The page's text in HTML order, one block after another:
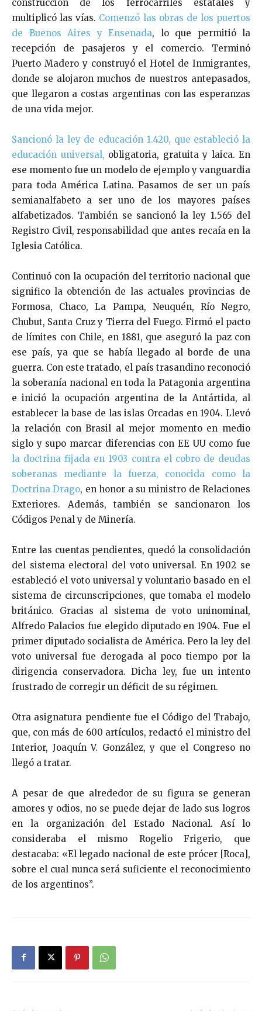
construcción de los ferrocarriles estatales y
multiplicó las vías. Comenzó las obras de los puertos
de Buenos Aires y Ensenada, lo que permitió la
recepción de pasajeros y el comercio. Terminó
Puerto Madero y construyó el Hotel de Inmigrantes,
donde se alojaron muchos de nuestros antepasados,
que llegaron a costas argentinas con las esperanzas
de una vida mejor.
Sancionó la ley de educación 1.420, que estableció la
educación universal, obligatoria, gratuita y laica. En
ese momento fue un modelo de ejemplo y vanguardia
para toda América Latina. Pasamos de ser un país
semianalfabeto a ser uno de los mayores países
alfabetizados. También se sancionó la ley 1.565 del
Registro Civil, responsabilidad que antes recaía en la
Iglesia Católica.
Continuó con la ocupación del territorio nacional que
significo la obtención de las actuales provincias de
Formosa, Chaco, La Pampa, Neuquén, Río Negro,
Chubut, Santa Cruz y Tierra del Fuego. Firmó el pacto
de límites con Chile, en 1881, que aseguró la paz con
ese país, ya que se había llegado al borde de una
guerra. Con este tratado, el país trasandino reconoció
la soberanía nacional en toda la Patagonia argentina
e inició la ocupación argentina de la Antártida, al
establecer la base de las islas Orcadas en 1904. Llevó
la relación con Brasil al mejor momento en medio
siglo y supo marcar diferencias con EE UU como fue
la doctrina fijada en 1903 contra el cobro de deudas
soberanas mediante la fuerza, conocida como la
Doctrina Drago, en honor a su ministro de Relaciones
Exteriores. Además, también se sancionaron los
Códigos Penal y de Minería.
Entre las cuentas pendientes, quedó la consolidación
del sistema electoral del voto universal. En 1902 se
estableció el voto universal y voluntario basado en el
sistema de circunscripciones, que tomaba el modelo
británico. Gracias al sistema de voto uninominal,
Alfredo Palacios fue elegido diputado en 1904. Fue el
primer diputado socialista de América. Pero la ley del
voto universal fue derogada al poco tiempo por la
dirigencia conservadora. Dicha ley, fue un intento
frustrado de corregir un déficit de su régimen.
Otra asignatura pendiente fue el Código del Trabajo,
que, con más de 600 artículos, redactó el ministro del
Interior, Joaquín V. González, y que el Congreso no
llegó a tratar.
A pesar de que alrededor de su figura se generan
amores y odios, no se puede dejar de lado sus logros
en la organización del Estado Nacional. Así lo
consideraba el mismo Rogelio Frigerio, que
destacaba: «El legado nacional de este prócer [Roca],
sobre el cual nunca será suficiente el reconocimiento
de los argentinos”.